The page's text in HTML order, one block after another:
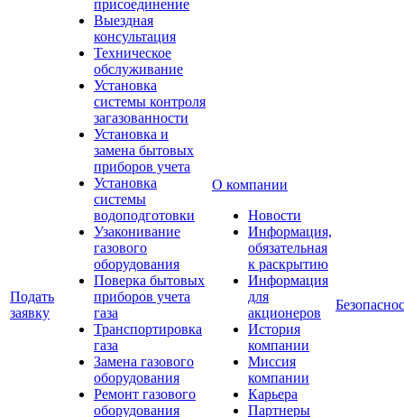
Подать
заявку
присоединение
Выездная
консультация
Техническое
обслуживание
Установка
системы контроля
загазованности
Установка и
замена бытовых
приборов учета
Установка
системы
водоподготовки
Узаконивание
газового
оборудования
Поверка бытовых
приборов учета
газа
Транспортировка
газа
Замена газового
оборудования
Ремонт газового
оборудования
О компании
Новости
Информация,
обязательная
к раскрытию
Информация
для
акционеров
История
компании
Миссия
компании
Карьера
Партнеры